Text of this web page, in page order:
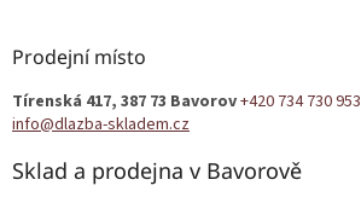
Prodejní místo
Tírenská 417, 387 73 Bavorov+420 734 730 953
info@dlazba-skladem.cz
Sklad a prodejna v Bavorově